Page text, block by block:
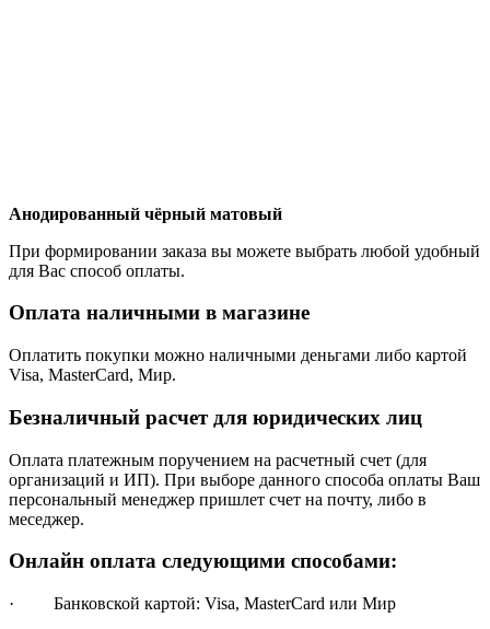
Анодированный чёрный матовый
При формировании заказа вы можете выбрать любой удобный
для Вас способ оплаты.
Оплата наличными в магазине
Оплатить покупки можно наличными деньгами либо картой
Visa, MasterCard, Мир.
Безналичный расчет для юридических лиц
Оплата платежным поручением на расчетный счет (для
организаций и ИП). При выборе данного способа оплаты Ваш
персональный менеджер пришлет счет на почту, либо в
меседжер.
Онлайн оплата следующими способами:
· Банковской картой: Visa, MasterCard или Мир